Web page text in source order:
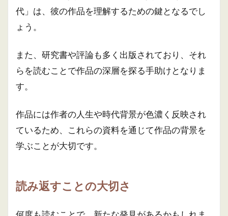
代」は、彼の作品を理解するための鍵となるでし
ょう。
また、研究書や評論も多く出版されており、それ
らを読むことで作品の深層を探る手助けとなりま
す。
作品には作者の人生や時代背景が色濃く反映され
ているため、これらの資料を通じて作品の背景を
学ぶことが大切です。
読み返すことの大切さ